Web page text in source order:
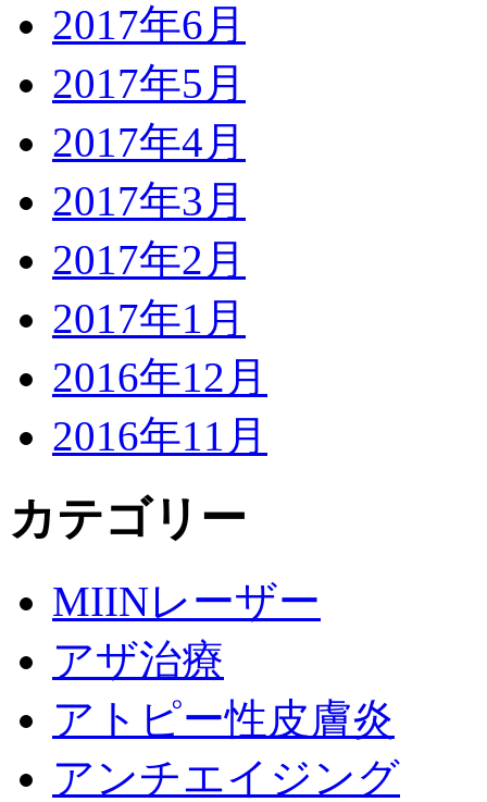
2017年6月
2017年5月
2017年4月
2017年3月
2017年2月
2017年1月
2016年12月
2016年11月
カテゴリー
MIINレーザー
アザ治療
アトピー性皮膚炎
アンチエイジング